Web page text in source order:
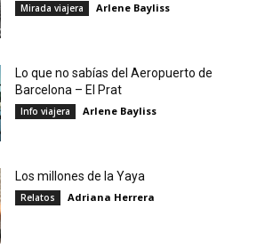
Mirada viajera Arlene Bayliss
Lo que no sabías del Aeropuerto de
Barcelona – El Prat
Info viajera Arlene Bayliss
Los millones de la Yaya
Relatos Adriana Herrera